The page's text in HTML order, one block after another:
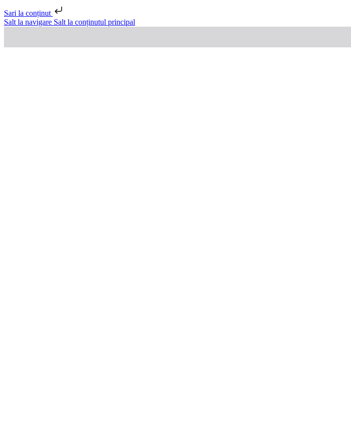
Sari la conținut
Salt la navigare Salt la conținutul principal